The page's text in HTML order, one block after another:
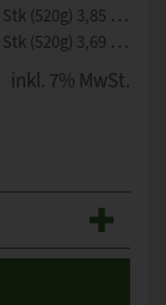
ab 2: Stk (520g) 3,85 € (7,40 € / 1kg)
ab 3: Stk (520g) 3,69 € (7,10 € / 1kg)
inkl. 7% MwSt.